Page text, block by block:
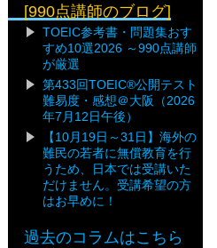
[990点講師のブログ]
TOEIC参考書・問題集おす
すめ10選2026 ～990点講師
が厳選
第433回TOEIC®公開テスト
難易度・感想＠大阪（2026
年7月12日午後）
【10月19日～31日】海外の
難民の若者に無償教育を行
うため、日本では受講いた
だけません。受講希望の方
はお早めに！
過去のコラムはこちら